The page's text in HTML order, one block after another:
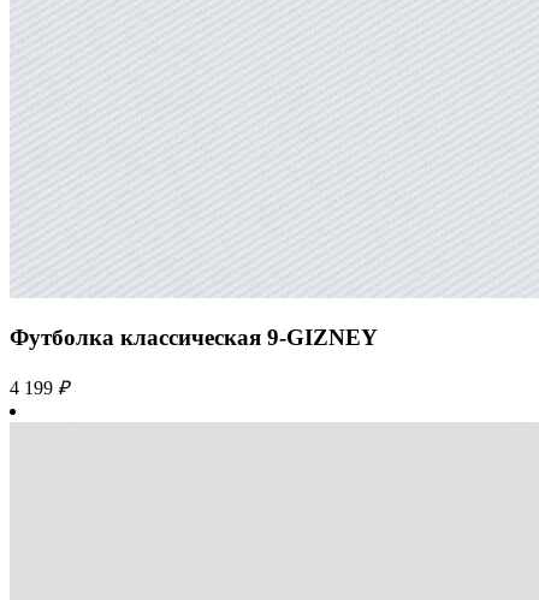
Футболка классическая 9-GIZNEY
4 199 ₽